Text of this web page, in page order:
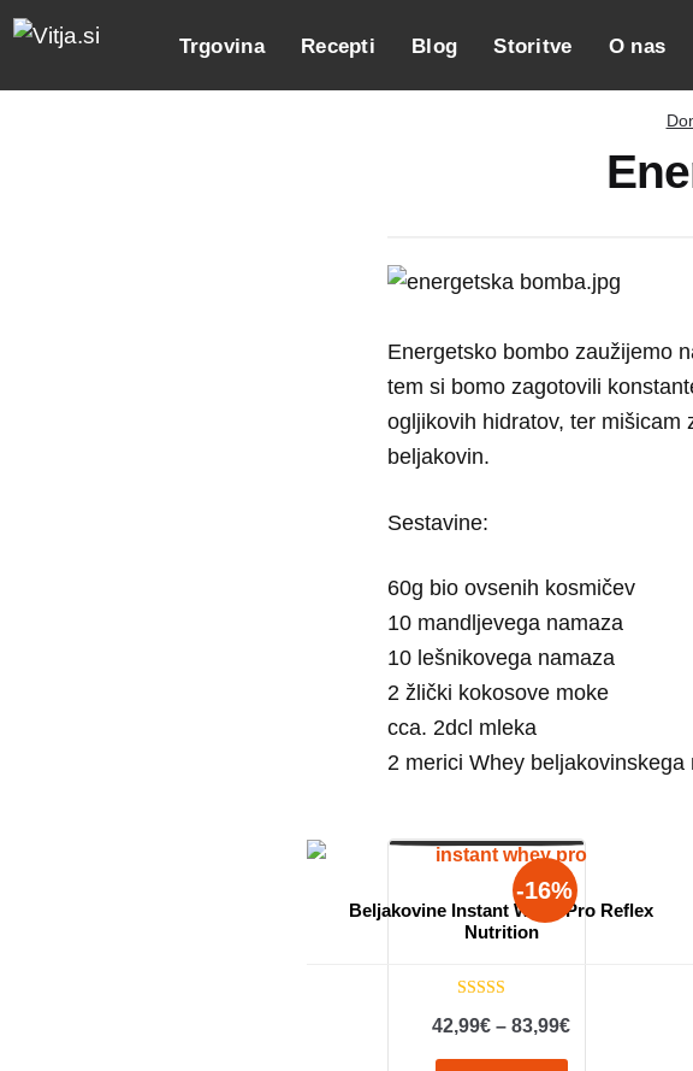
Trgovina Recepti Blog Storitve O nas
Energetsko bombo zaužijemo
tem si bomo zagotovili
ogljikovih hidratov, ter mišicam
beljakovin.
Sestavine:
60g bio ovsenih kosmičev
10 mandljevega namaza
10 lešnikovega namaza
2 žlički kokosove moke
cca. 2dcl mleka
2 merici Whey beljakovinskega
-16%
Beljakovine Instant Whey Pro Reflex
Nutrition
42,99€ – 83,99€